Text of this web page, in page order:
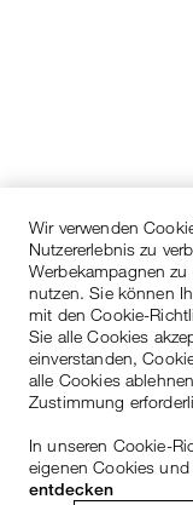
Wir verwenden
Nutzererlebnis zu
Werbekampagnen
nutzen. Sie können
mit den Cookie-
Sie alle Cookies
einverstanden,
alle Cookies
Zustimmung
In unseren Cookie-
eigenen Cookies
entdecken